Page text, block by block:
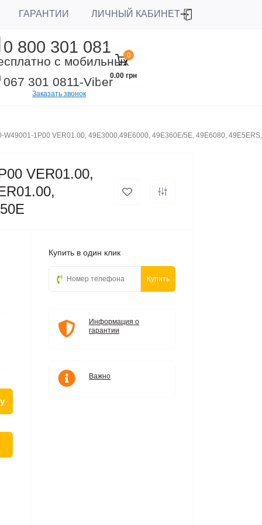
ГАРАНТИИ ЛИЧНЫЙ КАБИНЕТ
0 800 301 081
с мобильных
067 301 0811-Viber
Заказать звонок
0
0.00 грн
1P00 VER01.00, 49E3000,49E6000, 49E360E/5E, 49E6080,
VER01.00,
Купить в один клик
Купить
Информация о
гарантии
Важно